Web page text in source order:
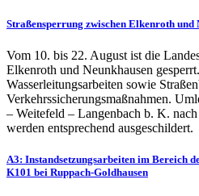
Straßensperrung zwischen Elkenroth und
Vom 10. bis 22. August ist die
Elkenroth und Neunkhausen
Wasserleitungsarbeiten sowie
Verkehrssicherungsmaßnahmen.
– Weitefeld – Langenbach b. K.
werden entsprechend ausgeschildert.
A3: Instandsetzungsarbeiten im Bereich
K101 bei Ruppach-Goldhausen